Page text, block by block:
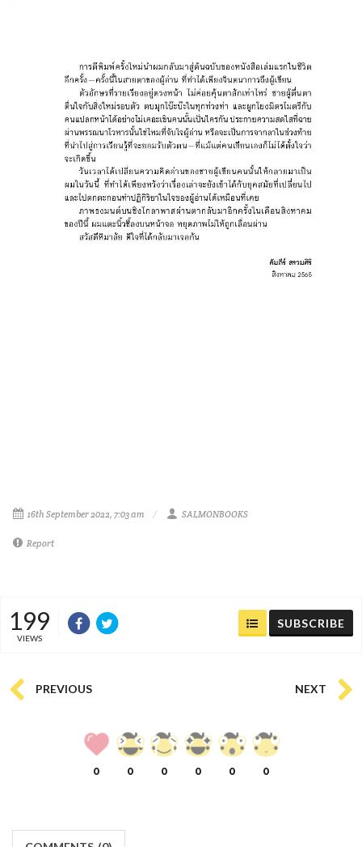
16th September 2022, 7:03 am SALMONBOOKS
Report
199
VIEWS
SUBSCRIBE
PREVIOUS NEXT
0 0 0 0 0 0